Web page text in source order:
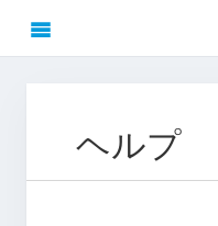
ヘルプ